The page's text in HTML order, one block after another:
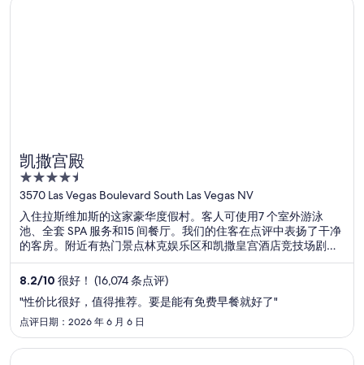
凯撒宫殿
4.5
out
of
5
3570 Las Vegas Boulevard South Las Vegas NV
入住拉斯维加斯的这家豪华度假村。客人可使用7 个室外游泳
池、全套 SPA 服务和15 间餐厅。我们的住客在点评中表扬了干净
的客房。附近有热门景点林克娱乐区和凯撒皇宫酒店竞技场剧
院。
8.2/10 很好！ (16,074 条点评)
"性价比很好，值得推荐。要是能有免费早餐就好了"
点评日期：2026 年 6 月 6 日
在新窗口中打开
旧金山费尔蒙特酒店